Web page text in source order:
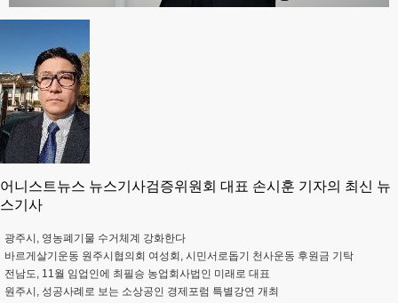
어니스트뉴스 뉴스기사검증위원회 대표 손시훈 기자의 최신 뉴
스기사
광주시, 영농폐기물 수거체계 강화한다
바르게살기운동 원주시협의회 여성회, 시민서로돕기 천사운동 후원금 기탁
전남도, 11월 임업인에 최필승 농업회사법인 미래로 대표
원주시, 성공사례로 보는 소상공인 경제포럼 특별강연 개최